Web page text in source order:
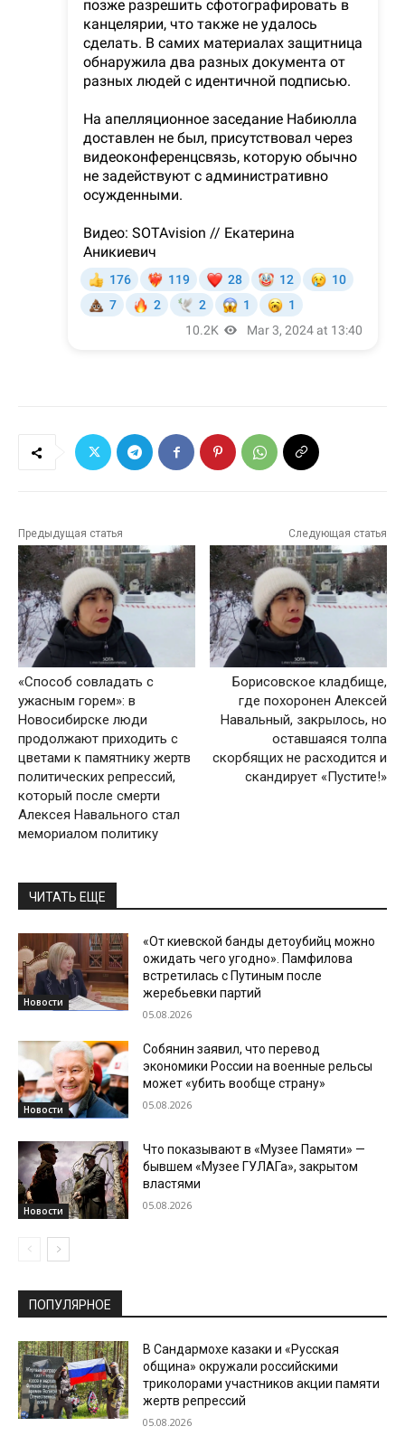
Предыдущая статья
«Способ совладать с
ужасным горем»: в
Новосибирске люди
продолжают приходить с
цветами к памятнику жертв
политических репрессий,
который после смерти
Алексея Навального стал
мемориалом политику
Следующая статья
Борисовское кладбище,
где похоронен Алексей
Навальный, закрылось, но
оставшаяся толпа
скорбящих не расходится и
скандирует «Пустите!»
ЧИТАТЬ ЕЩЕ
Новости
«От киевской банды детоубийц можно
ожидать чего угодно». Памфилова
встретилась с Путиным после
жеребьевки партий
05.08.2026
Новости
Собянин заявил, что перевод
экономики России на военные рельсы
может «убить вообще страну»
05.08.2026
Новости
Что показывают в «Музее Памяти» —
бывшем «Музее ГУЛАГа», закрытом
властями
05.08.2026
ПОПУЛЯРНОЕ
В Сандармохе казаки и «Русская
община» окружали российскими
триколорами участников акции памяти
жертв репрессий
05.08.2026